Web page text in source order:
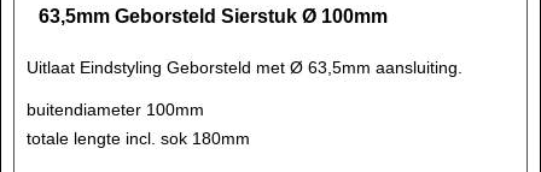
63,5mm Geborsteld Sierstuk Ø 100mm
Uitlaat Eindstyling Geborsteld met Ø 63,5mm aansluiting.
buitendiameter 100mm
totale lengte incl. sok 180mm